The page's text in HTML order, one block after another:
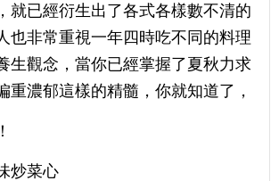
就已經衍生出了各式各樣數不清的
也非常重視一年四時吃不同的料理
生觀念，當你已經掌握了夏秋力求
重濃郁這樣的精髓，你就知道了，
炒菜心